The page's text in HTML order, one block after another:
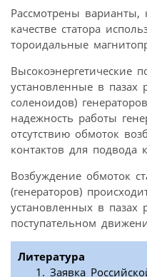
Рассмотрены варианты,
качестве статора
тороидальные
Высокоэнергетические
установленные в пазах
соленоидов)
надежность работы
отсутствию обмоток
контактов для подвода
Возбуждение обмоток
(генераторов)
установленных в пазах
поступательном
Литература
Заявка